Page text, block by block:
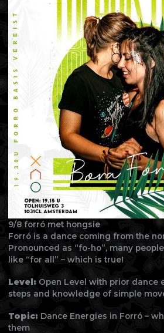
9/8 forró met hongsie
Forró is a dance coming from the
Pronounced as “fo-ho”, many
like “for all” – which is true!
Level: Open Level with prior dance
steps and knowledge of simple
Topic: Dance Energies in Forró –
them